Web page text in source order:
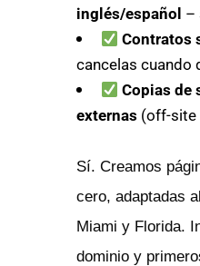
inglés/español –
Contratos
cancelas cuando
Copias de
externas (off-site
Sí. Creamos
cero, adaptadas
Miami y Florida.
dominio y